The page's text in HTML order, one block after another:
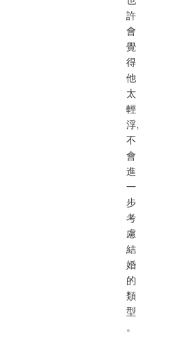
許
會
覺
得
他
太
輕
浮,
不
會
進
一
步
考
慮
結
婚
的
類
型
。